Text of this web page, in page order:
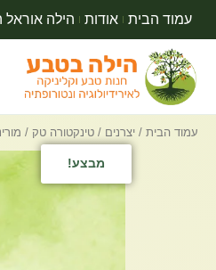
עמוד הבית אודות הילה אוראל
עמוד הבית / יצרנים / טינקטורה טק /
מבצע!